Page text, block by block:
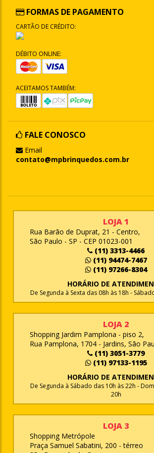
FORMAS DE PAGAMENTO
CARTÃO DE CRÉDITO:
DÉBITO ONLINE:
ACEITAMOS TAMBÉM:
FALE CONOSCO
Email
contato@mpbrinquedos.com.br
LOJA 1
Rua Barão de Duprat, 21 - Centro,
São Paulo - SP - CEP 01023-001
(11) 3313-4466
(11) 94474-7467
(11) 97266-8304
HORÁRIO DE
De Segunda à Sexta das 08h às 18h -
LOJA 2
Shopping Jardim Pamplona - piso 2,
Rua Pamplona, 1704 - Jardins, São
(11) 3051-3779
(11) 97133-1195
HORÁRIO DE
De Segunda à Sábado das 10h às 22h -
20h
LOJA 3
Shopping Metrópole
Praça Samuel Sabatini, 200 - térreo